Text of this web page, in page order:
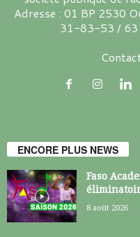
Adresse : 01 BP 2530
31-83-53 /
ENCORE PLUS NEWS
Faso
8 août 2026